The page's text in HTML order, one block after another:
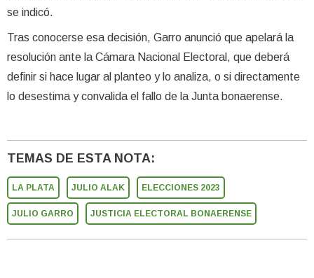
se indicó.
Tras conocerse esa decisión, Garro anunció que apelará la
resolución ante la Cámara Nacional Electoral, que deberá
definir si hace lugar al planteo y lo analiza, o si directamente
lo desestima y convalida el fallo de la Junta bonaerense.
TEMAS DE ESTA NOTA:
LA PLATA JULIO ALAK ELECCIONES 2023
JULIO GARRO JUSTICIA ELECTORAL BONAERENSE